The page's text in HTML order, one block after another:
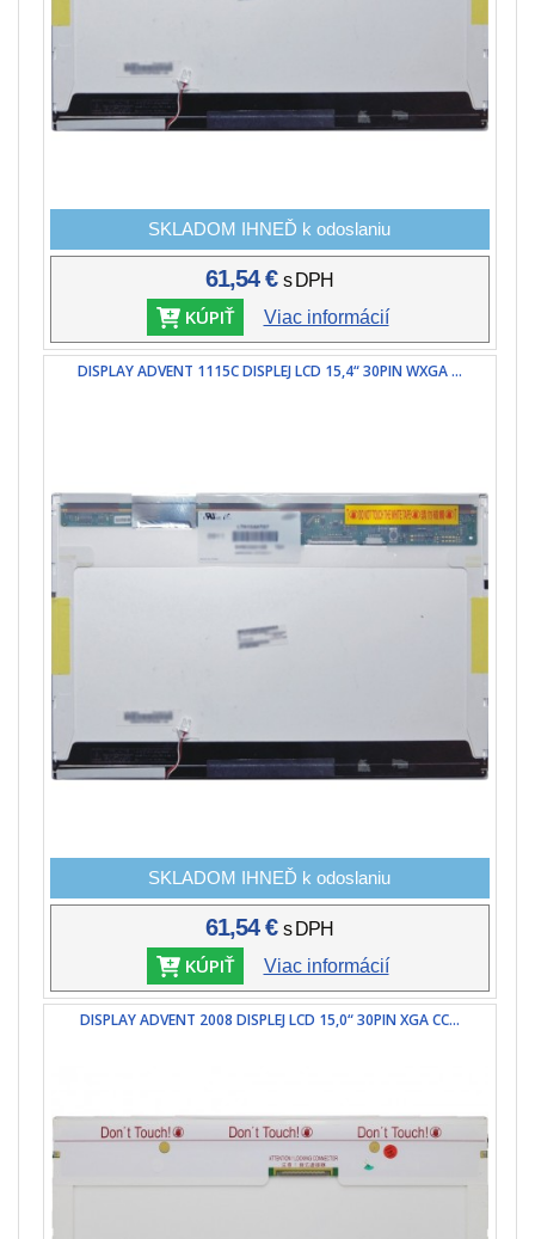
SKLADOM IHNEĎ k odoslaniu
61,54 €s DPH
KÚPIŤ Viac informácií
DISPLAY ADVENT 1115C DISPLEJ LCD 15,4“ 30PIN WXGA ...
SKLADOM IHNEĎ k odoslaniu
61,54 €s DPH
KÚPIŤ Viac informácií
DISPLAY ADVENT 2008 DISPLEJ LCD 15,0“ 30PIN XGA CC...